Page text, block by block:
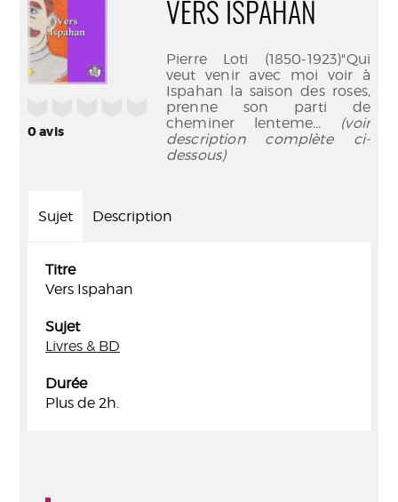
0avis
VERS ISPAHAN
Pierre Loti (1850-1923)"Qui
veut venir avec moi voir à
Ispahan la saison des roses,
prenne son parti de
cheminer lenteme... (voir
description complète ci-
dessous)
Sujet Description
Titre
Vers Ispahan
Sujet
Livres & BD
Durée
Plus de 2h.